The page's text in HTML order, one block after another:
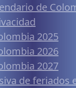
de
2025
2026
2027
de feriados